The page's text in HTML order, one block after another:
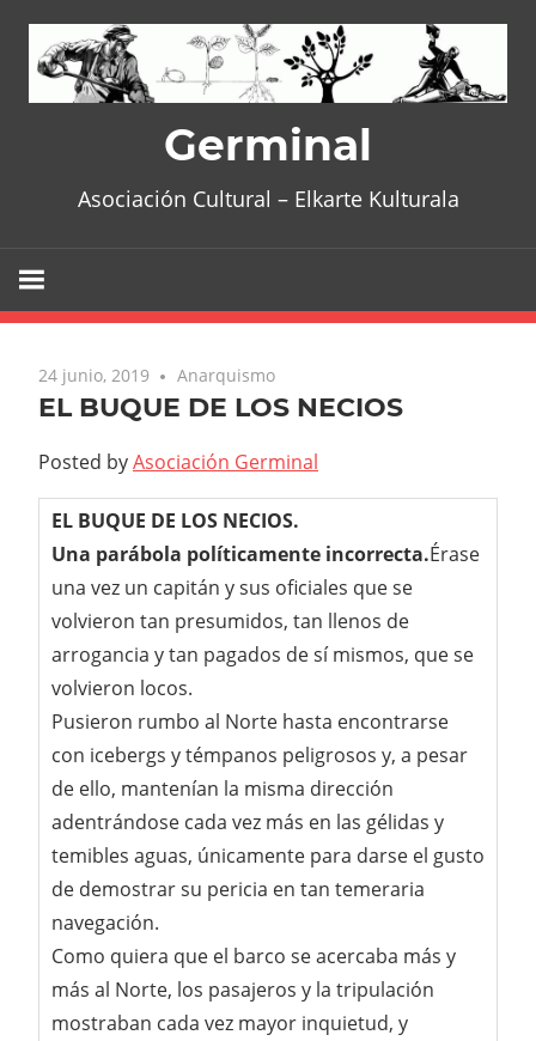
content
Germinal
Asociación Cultural – Elkarte Kulturala
24 junio, 2019 Anarquismo
EL BUQUE DE LOS NECIOS
Posted byAsociación Germinal
EL BUQUE DE LOS NECIOS.
Una parábola políticamente incorrecta.Érase
una vez un capitán y sus oficiales que se
volvieron tan presumidos, tan llenos de
arrogancia y tan pagados de sí mismos, que se
volvieron locos.
Pusieron rumbo al Norte hasta encontrarse
con icebergs y témpanos peligrosos y, a pesar
de ello, mantenían la misma dirección
adentrándose cada vez más en las gélidas y
temibles aguas, únicamente para darse el gusto
de demostrar su pericia en tan temeraria
navegación.
Como quiera que el barco se acercaba más y
más al Norte, los pasajeros y la tripulación
mostraban cada vez mayor inquietud, y